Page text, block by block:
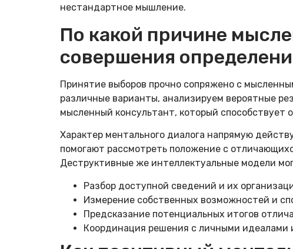
нестандартное мышление.
По какой причине
совершения
Принятие выборов прочно сопряжено с
различные варианты, анализируем вероятные
мысленный консультант, который
Характер ментального диалога напрямую
помогают рассмотреть положение с
Деструктивные же интеллектуальные модели
Разбор доступной сведений и их
Измерение собственных возможностей и
Предсказание потенциальных итогов
Координация решения с личными идеалами